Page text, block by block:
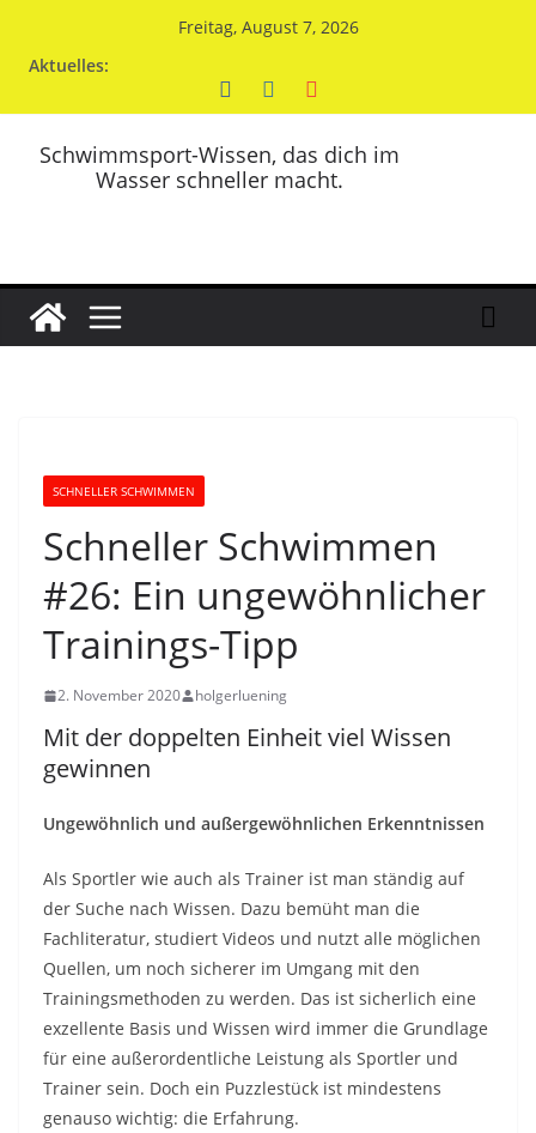
Freitag, August 7, 2026
Aktuelles:
Schwimmsport-Wissen, das dich im
Wasser schneller macht.
SCHNELLER SCHWIMMEN
Schneller Schwimmen
#26: Ein ungewöhnlicher
Trainings-Tipp
2. November 2020 holgerluening
Mit der doppelten Einheit viel Wissen
gewinnen
Ungewöhnlich und außergewöhnlichen Erkenntnissen
Als Sportler wie auch als Trainer ist man ständig auf
der Suche nach Wissen. Dazu bemüht man die
Fachliteratur, studiert Videos und nutzt alle möglichen
Quellen, um noch sicherer im Umgang mit den
Trainingsmethoden zu werden. Das ist sicherlich eine
exzellente Basis und Wissen wird immer die Grundlage
für eine außerordentliche Leistung als Sportler und
Trainer sein. Doch ein Puzzlestück ist mindestens
genauso wichtig: die Erfahrung.